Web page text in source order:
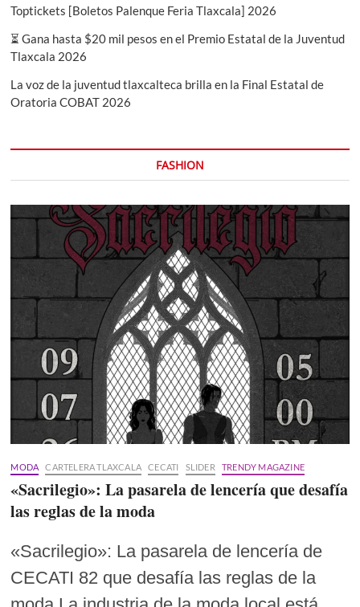
Toptickets [Boletos Palenque Feria Tlaxcala] 2026
⏳ Gana hasta $20 mil pesos en el Premio Estatal de la Juventud
Tlaxcala 2026
La voz de la juventud tlaxcalteca brilla en la Final Estatal de
Oratoria COBAT 2026
FASHION
MODA CARTELERA TLAXCALA CECATI SLIDER TRENDY MAGAZINE
«Sacrilegio»: La pasarela de lencería que desafía
las reglas de la moda
«Sacrilegio»: La pasarela de lencería de
CECATI 82 que desafía las reglas de la